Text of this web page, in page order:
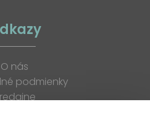
O nás
podmienky